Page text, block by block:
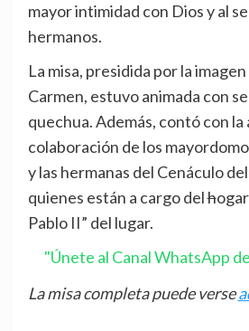
mayor intimidad con Dios y al
hermanos.
La misa, presidida por la
Carmen, estuvo animada con
quechua. Además, contó con la
colaboración de los
y las hermanas del Cenáculo
quienes están a cargo delh
Pablo II” del lugar.
"Únete al Canal WhatsApp
La misa completa puede verse